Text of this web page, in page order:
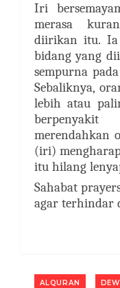
Iri
merasa
diirikan itu. Ia
bidang yang
sempurna
Sebaliknya,
lebih atau
merendahkan
(iri)
itu hilang
Sahabat
agar terhindar
ALQURAN